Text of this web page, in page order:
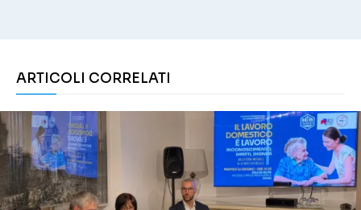
ARTICOLI CORRELATI